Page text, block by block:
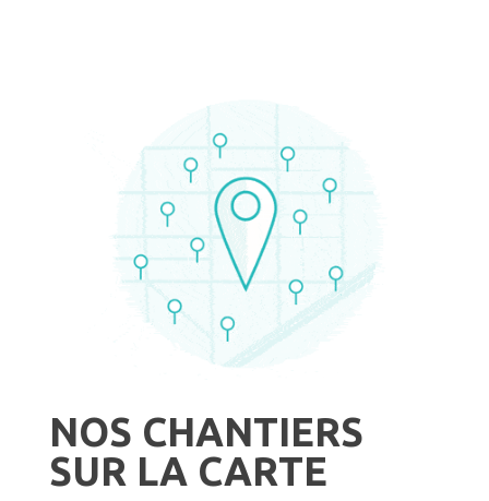
NOS CHANTIERS
SUR LA CARTE